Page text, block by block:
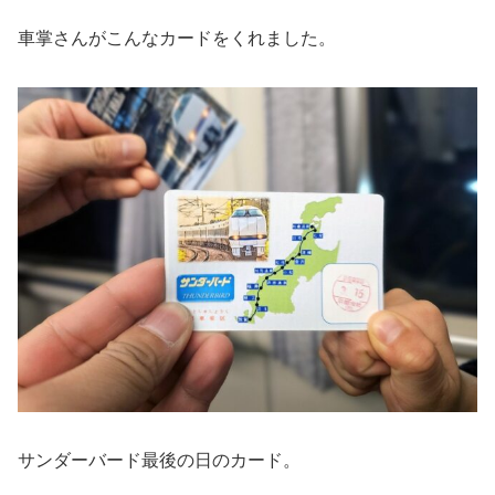
車掌さんがこんなカードをくれました。
サンダーバード最後の日のカード。